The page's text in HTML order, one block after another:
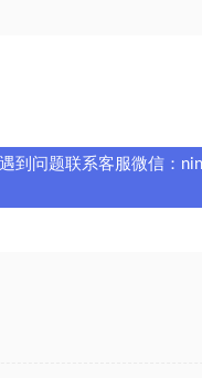
到问题联系客服微信：